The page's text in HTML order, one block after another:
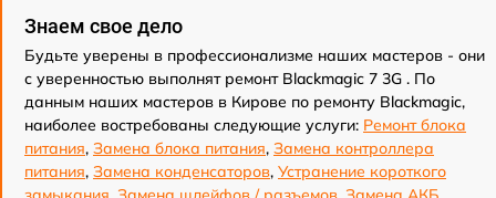
Знаем свое дело
Будьте уверены в профессионализме наших мастеров - они
с уверенностью выполнят ремонт Blackmagic 7 3G . По
данным наших мастеров в Кирове по ремонту Blackmagic,
наиболее востребованы следующие услуги: Ремонт блока
питания, Замена блока питания, Замена контроллера
питания, Замена конденсаторов, Устранение короткого